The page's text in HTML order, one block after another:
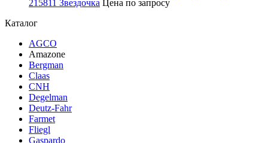
215811 Звездочка Цена по запросу
Каталог
AGCO
Amazone
Bergman
Claas
CNH
Degelman
Deutz-Fahr
Farmet
Fliegl
Gaspardo